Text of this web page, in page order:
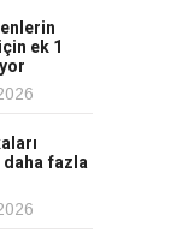
ek 1
daha fazla